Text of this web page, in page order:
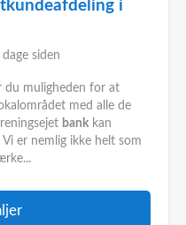
i
siden
du muligheden for at
med alle de
bank kan
er nemlig ikke helt som